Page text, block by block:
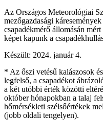
Az Országos Meteorológiai
mezőgazdasági
csapadékmérő állomásán
képet kapunk a
Készült: 2024. január 4.
* Az őszi vetésű kalászosok
legfelső, a csapadékot
a két utóbbi érték közötti
október hónapokban a talaj
hőmérsékleti szélsőértékek
(jobb oldali tengelyen).